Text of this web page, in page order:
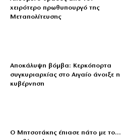
χειρότερο πρωθυπουργό της
Μεταπολίτευσης
Αποκάλυψη βόμβα: Κερκόπορτα
συγκυριαρχίας στο Αιγαίο άνοιξε η
κυβέρνηση
Ο Μητσοτάκης έπιασε πάτο με το…